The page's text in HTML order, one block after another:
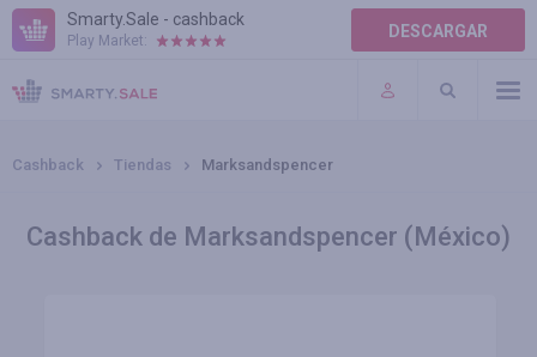
Smarty.Sale - cashback
Play Market: DESCARGAR
AYUDA
TÉRMINOS DE USO
Cashback Tiendas Marksandspencer
Cashback de Marksandspencer (México)